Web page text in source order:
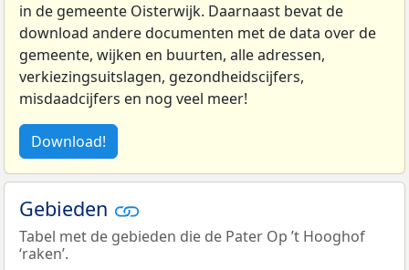
in de gemeente Oisterwijk. Daarnaast bevat de
download andere documenten met de data over de
gemeente, wijken en buurten, alle adressen,
verkiezingsuitslagen, gezondheidscijfers,
misdaadcijfers en nog veel meer!
Download!
Gebieden
Tabel met de gebieden die de Pater Op ’t Hooghof
‘raken’.